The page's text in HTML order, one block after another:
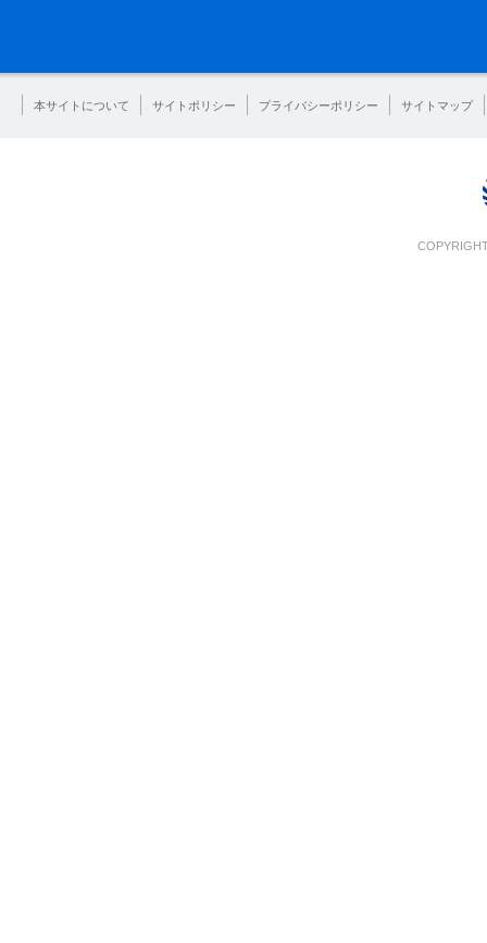
本サイトについて サイトポリシー プライバシーポリシー サイトマップ